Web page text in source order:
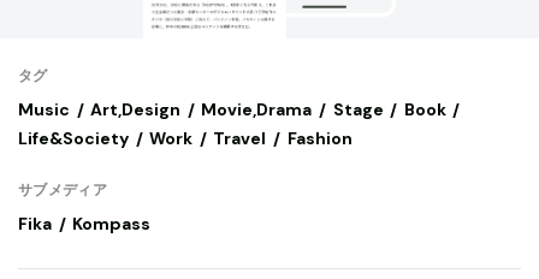
タグ
Music Art,Design Movie,Drama Stage
Book
Life&Society
Work Travel Fashion
サブメディア
Fika Kompass